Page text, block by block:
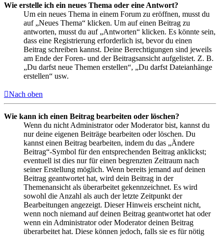
Wie erstelle ich ein neues Thema oder eine Antwort?
Um ein neues Thema in einem Forum zu eröffnen, musst du
auf „Neues Thema“ klicken. Um auf einen Beitrag zu
antworten, musst du auf „Antworten“ klicken. Es könnte sein,
dass eine Registrierung erforderlich ist, bevor du einen
Beitrag schreiben kannst. Deine Berechtigungen sind jeweils
am Ende der Foren- und der Beitragsansicht aufgelistet. Z. B.
„Du darfst neue Themen erstellen“, „Du darfst Dateianhänge
erstellen“ usw.
Nach oben
Wie kann ich einen Beitrag bearbeiten oder löschen?
Wenn du nicht Administrator oder Moderator bist, kannst du
nur deine eigenen Beiträge bearbeiten oder löschen. Du
kannst einen Beitrag bearbeiten, indem du das „Ändere
Beitrag“-Symbol für den entsprechenden Beitrag anklickst;
eventuell ist dies nur für einen begrenzten Zeitraum nach
seiner Erstellung möglich. Wenn bereits jemand auf deinen
Beitrag geantwortet hat, wird dein Beitrag in der
Themenansicht als überarbeitet gekennzeichnet. Es wird
sowohl die Anzahl als auch der letzte Zeitpunkt der
Bearbeitungen angezeigt. Dieser Hinweis erscheint nicht,
wenn noch niemand auf deinen Beitrag geantwortet hat oder
wenn ein Administrator oder Moderator deinen Beitrag
überarbeitet hat. Diese können jedoch, falls sie es für nötig